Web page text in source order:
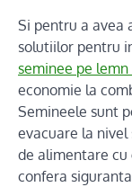
Si pentru a avea
solutiilor pentru
seminee pe lemn
economie la
Semineele sunt
evacuare la nivel
de alimentare
confera